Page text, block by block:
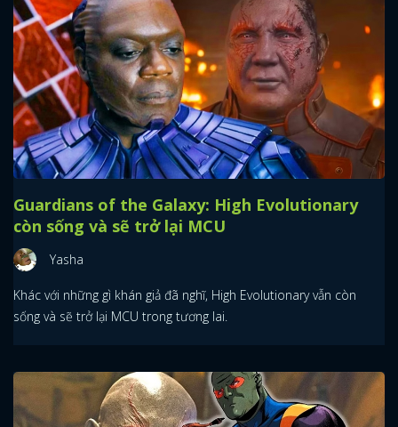
Guardians of the Galaxy: High Evolutionary
còn sống và sẽ trở lại MCU
Yasha
Khác với những gì khán giả đã nghĩ, High Evolutionary vẫn còn
sống và sẽ trở lại MCU trong tương lai.